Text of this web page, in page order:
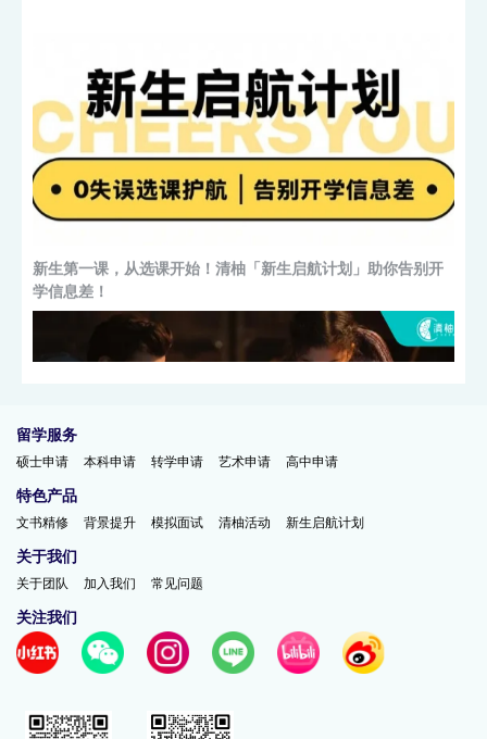
新生第一课，从选课开始！清柚「新生启航计划」助你告别开
学信息差！
美国大学26Fall招生回顾：多项Deadline延长、...
留学服务
硕士申请 本科申请 转学申请 艺术申请 高中申请
特色产品
文书精修 背景提升 模拟面试 清柚活动 新生启航计划
关于我们
关于团队 加入我们 常见问题
关注我们